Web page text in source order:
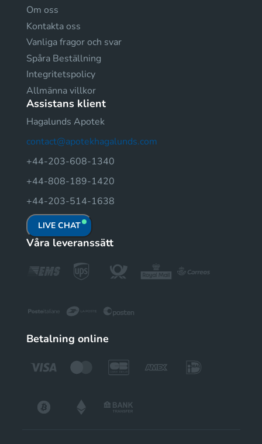
Om oss
Kontakta oss
Vanliga fragor och svar
Spåra Beställning
Integritetspolicy
Allmänna villkor
Assistans klient
Hagalunds Apotek
contact@apotekhagalunds.com
+44-203-608-1340
+44-808-189-1420
+44-203-514-1638
LIVE CHAT
Våra leveranssätt
Betalning online